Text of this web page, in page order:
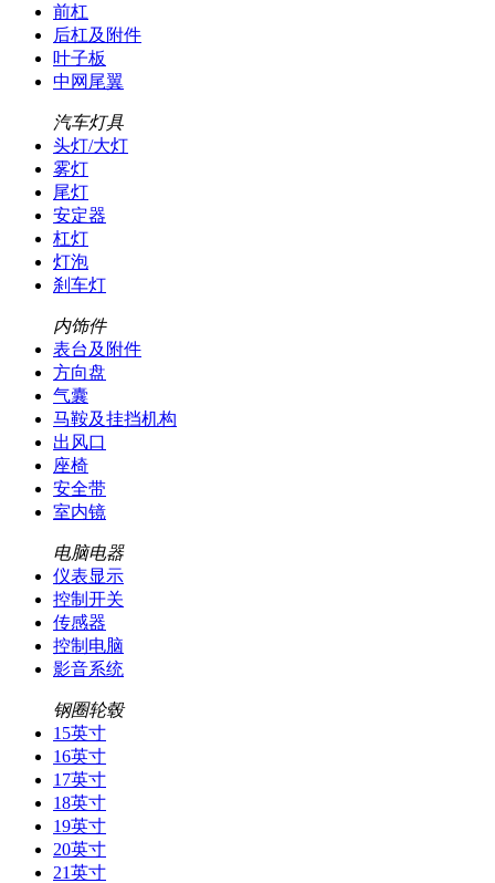
前杠
后杠及附件
叶子板
中网尾翼
汽车灯具
头灯/大灯
雾灯
尾灯
安定器
杠灯
灯泡
刹车灯
内饰件
表台及附件
方向盘
气囊
马鞍及挂挡机构
出风口
座椅
安全带
室内镜
电脑电器
仪表显示
控制开关
传感器
控制电脑
影音系统
钢圈轮毂
15英寸
16英寸
17英寸
18英寸
19英寸
20英寸
21英寸